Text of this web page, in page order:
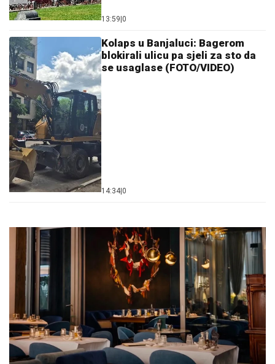
13:59 0
Kolaps u Banjaluci: Bagerom
blokirali ulicu pa sjeli za sto da
se usaglase (FOTO/VIDEO)
14:34 0